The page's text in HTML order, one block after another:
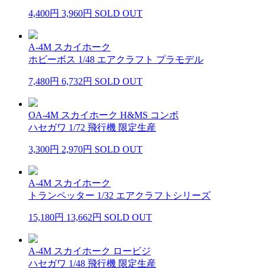
4,400円 3,960円 SOLD OUT
A-4M スカイホーク
ホビーボス 1/48 エアクラフト プラモデル
7,480円 6,732円 SOLD OUT
OA-4M スカイホーク H&MS コンボ
ハセガワ 1/72 飛行機 限定生産
3,300円 2,970円 SOLD OUT
A-4M スカイホーク
トランペッター 1/32 エアクラフトシリーズ
15,180円 13,662円 SOLD OUT
A-4M スカイホーク ロービジ
ハセガワ 1/48 飛行機 限定生産